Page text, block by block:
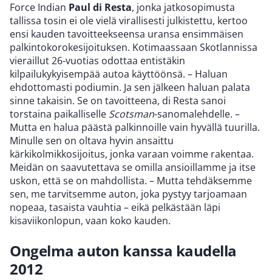
Force Indian Paul di Resta, jonka jatkosopimusta
tallissa tosin ei ole vielä virallisesti julkistettu, kertoo
ensi kauden tavoitteekseensa uransa ensimmäisen
palkintokorokesijoituksen. Kotimaassaan Skotlannissa
vieraillut 26-vuotias odottaa entistäkin
kilpailukykyisempää autoa käyttöönsä. – Haluan
ehdottomasti podiumin. Ja sen jälkeen haluan palata
sinne takaisin. Se on tavoitteena, di Resta sanoi
torstaina paikalliselle Scotsman-sanomalehdelle. –
Mutta en halua päästä palkinnoille vain hyvällä tuurilla.
Minulle sen on oltava hyvin ansaittu
kärkikolmikkosijoitus, jonka varaan voimme rakentaa.
Meidän on saavutettava se omilla ansioillamme ja itse
uskon, että se on mahdollista. – Mutta tehdäksemme
sen, me tarvitsemme auton, joka pystyy tarjoamaan
nopeaa, tasaista vauhtia – eikä pelkästään läpi
kisaviikonlopun, vaan koko kauden.
Ongelma auton kanssa kaudella
2012